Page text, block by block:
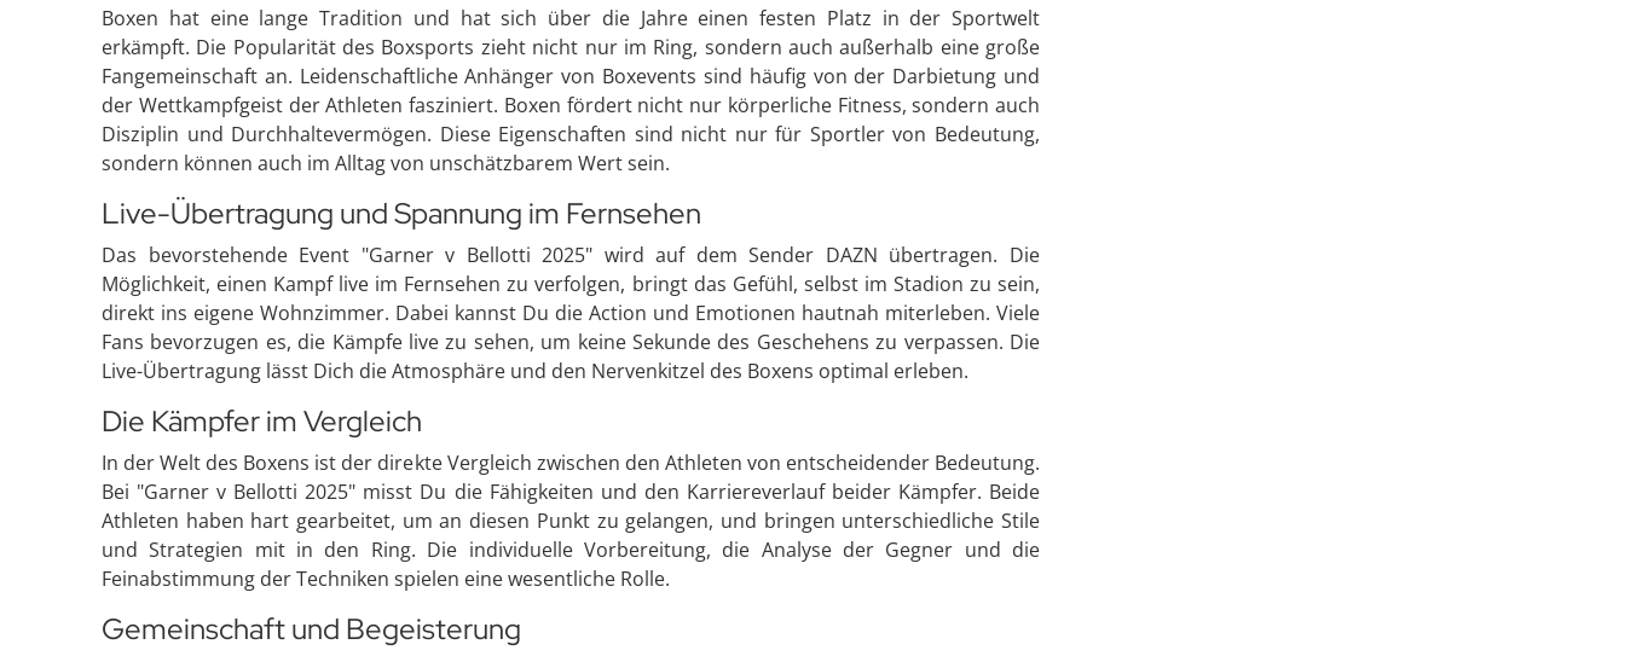
Boxen hat eine lange Tradition und hat sich über die Jahre einen festen Platz in der Sportwelt
erkämpft. Die Popularität des Boxsports zieht nicht nur im Ring, sondern auch außerhalb eine große
Fangemeinschaft an. Leidenschaftliche Anhänger von Boxevents sind häufig von der Darbietung und
der Wettkampfgeist der Athleten fasziniert. Boxen fördert nicht nur körperliche Fitness, sondern auch
Disziplin und Durchhaltevermögen. Diese Eigenschaften sind nicht nur für Sportler von Bedeutung,
sondern können auch im Alltag von unschätzbarem Wert sein.
Live-Übertragung und Spannung im Fernsehen
Das bevorstehende Event "Garner v Bellotti 2025" wird auf dem Sender DAZN übertragen. Die
Möglichkeit, einen Kampf live im Fernsehen zu verfolgen, bringt das Gefühl, selbst im Stadion zu sein,
direkt ins eigene Wohnzimmer. Dabei kannst Du die Action und Emotionen hautnah miterleben. Viele
Fans bevorzugen es, die Kämpfe live zu sehen, um keine Sekunde des Geschehens zu verpassen. Die
Live-Übertragung lässt Dich die Atmosphäre und den Nervenkitzel des Boxens optimal erleben.
Die Kämpfer im Vergleich
In der Welt des Boxens ist der direkte Vergleich zwischen den Athleten von entscheidender Bedeutung.
Bei "Garner v Bellotti 2025" misst Du die Fähigkeiten und den Karriereverlauf beider Kämpfer. Beide
Athleten haben hart gearbeitet, um an diesen Punkt zu gelangen, und bringen unterschiedliche Stile
und Strategien mit in den Ring. Die individuelle Vorbereitung, die Analyse der Gegner und die
Feinabstimmung der Techniken spielen eine wesentliche Rolle.
Gemeinschaft und Begeisterung